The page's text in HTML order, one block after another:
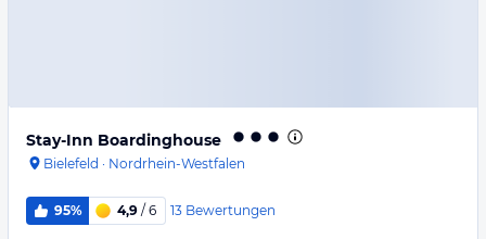
Stay-Inn Boardinghouse
Bielefeld · Nordrhein-Westfalen
95% 4,9 / 6 13 Bewertungen